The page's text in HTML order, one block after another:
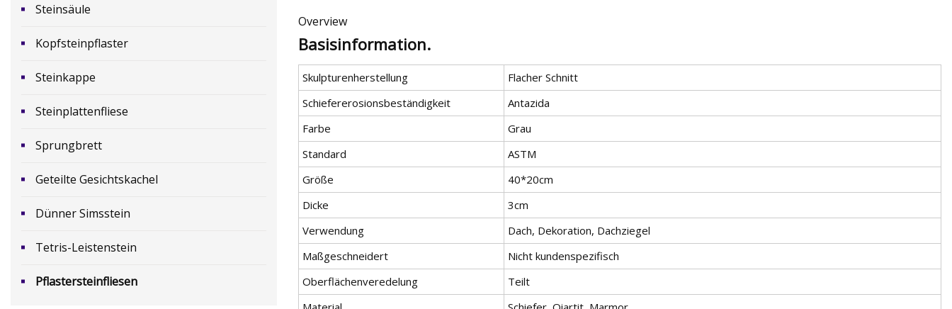
Steinsäule
Kopfsteinpflaster
Steinkappe
Steinplattenfliese
Sprungbrett
Geteilte Gesichtskachel
Dünner Simsstein
Tetris-Leistenstein
Pflastersteinfliesen
Overview
Basisinformation.
Skulpturenherstellung
Flacher Schnitt
Schiefererosionsbeständigkeit
Antazida
Farbe
Grau
Standard
ASTM
Größe
40*20cm
Dicke
3cm
Verwendung
Dach, Dekoration, Dachziegel
Maßgeschneidert
Nicht kundenspezifisch
Oberflächenveredelung
Teilt